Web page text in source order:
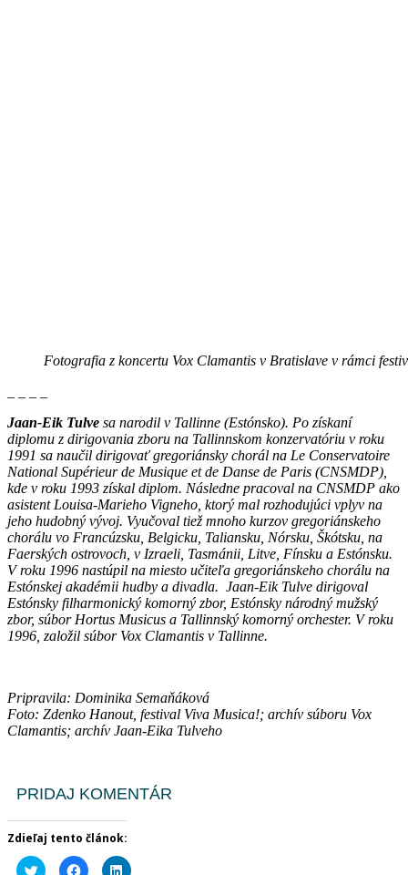
Fotografia z koncertu Vox Clamantis v Bratislave v rámci
Jaan-Eik Tulve sa narodil v Tallinne (Estónsko). Po získaní
diplomu z dirigovania zboru na Tallinnskom konzervatóriu v roku
1991 sa naučil dirigovať gregoriánsky chorál na Le Conservatoire
National Supérieur de Musique et de Danse de Paris (CNSMDP),
kde v roku 1993 získal diplom. Následne pracoval na CNSMDP ako
asistent Louisa-Marieho Vigneho, ktorý mal rozhodujúci vplyv na
jeho hudobný vývoj. Vyučoval tiež mnoho kurzov gregoriánskeho
chorálu vo Francúzsku, Belgicku, Taliansku, Nórsku, Škótsku, na
Faerských ostrovoch, v Izraeli, Tasmánii, Litve, Fínsku a Estónsku.
V roku 1996 nastúpil na miesto učiteľa gregoriánskeho chorálu na
Estónskej akadémii hudby a divadla. Jaan-Eik Tulve dirigoval
Estónsky filharmonický komorný zbor, Estónsky národný mužský
zbor, súbor Hortus Musicus a Tallinnský komorný orchester. V roku
1996, založil súbor Vox Clamantis v Tallinne.
Pripravila: Dominika Semaňáková
Foto: Zdenko Hanout, festival Viva Musica!; archív súboru Vox
Clamantis; archív Jaan-Eika Tulveho
PRIDAJ KOMENTÁR
Zdieľaj tento článok:
Kliknite Kliknite Kliknite